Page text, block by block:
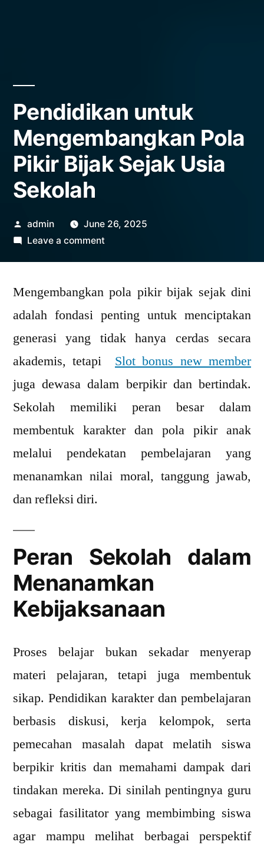
Pendidikan untuk
Mengembangkan Pola
Pikir Bijak Sejak Usia
Sekolah
Posted
by
admin
June 26, 2025
Leave a commenton
Mengembangkan
Pikir
Bijak
Sejak
Sekolah
Mengembangkan pola pikir bijak sejak dini
adalah fondasi penting untuk menciptakan
generasi yang tidak hanya cerdas secara
akademis, tetapi Slot bonus new member
juga dewasa dalam berpikir dan bertindak.
Sekolah memiliki peran besar dalam
membentuk karakter dan pola pikir anak
melalui pendekatan pembelajaran yang
menanamkan nilai moral, tanggung jawab,
dan refleksi diri.
Peran Sekolah dalam
Menanamkan
Kebijaksanaan
Proses belajar bukan sekadar menyerap
materi pelajaran, tetapi juga membentuk
sikap. Pendidikan karakter dan pembelajaran
berbasis diskusi, kerja kelompok, serta
pemecahan masalah dapat melatih siswa
berpikir kritis dan memahami dampak dari
tindakan mereka. Di sinilah pentingnya guru
sebagai fasilitator yang membimbing siswa
agar mampu melihat berbagai perspektif